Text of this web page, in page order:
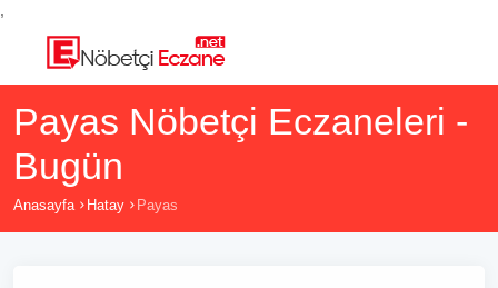
Payas Nöbetçi Eczaneleri -
Bugün
Anasayfa Hatay Payas